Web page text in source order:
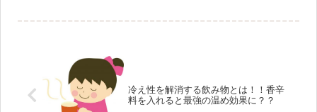
冷え性を解消する飲み物とは！！香辛
料を入れると最強の温め効果に？？